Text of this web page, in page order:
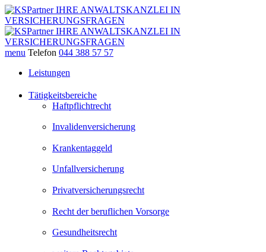
menu Telefon 044 388 57 57
Leistungen
Tätigkeitsbereiche
Haftpflichtrecht
Invalidenversicherung
Krankentaggeld
Unfallversicherung
Privatversicherungsrecht
Recht der beruflichen Vorsorge
Gesundheitsrecht